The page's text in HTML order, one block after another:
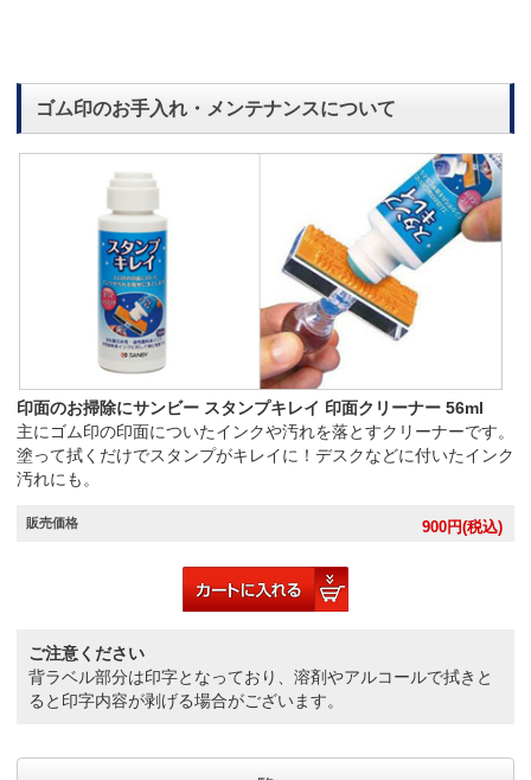
ゴム印のお手入れ・メンテナンスについて
印面のお掃除にサンビー スタンプキレイ 印面クリーナー 56ml
主にゴム印の印面についたインクや汚れを落とすクリーナーです。
塗って拭くだけでスタンプがキレイに！デスクなどに付いたインク
汚れにも。
販売価格 900円(税込)
ご注意ください
背ラベル部分は印字となっており、溶剤やアルコールで拭きと
ると印字内容が剥げる場合がございます。